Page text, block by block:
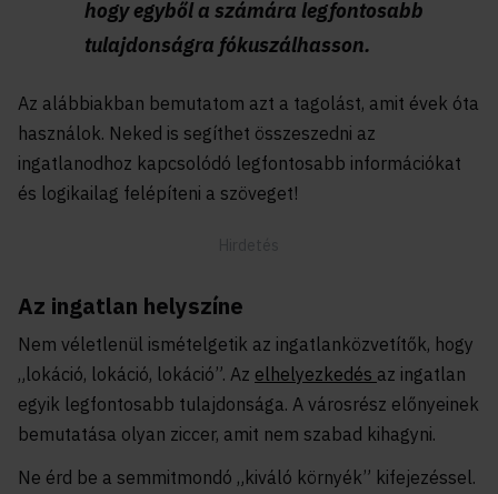
hogy egyből a számára legfontosabb
tulajdonságra fókuszálhasson.
Az alábbiakban bemutatom azt a tagolást, amit évek óta
használok. Neked is segíthet összeszedni az
ingatlanodhoz kapcsolódó legfontosabb információkat
és logikailag felépíteni a szöveget!
Az ingatlan helyszíne
Nem véletlenül ismételgetik az ingatlanközvetítők, hogy
„lokáció, lokáció, lokáció”. Az elhelyezkedés az ingatlan
egyik legfontosabb tulajdonsága. A városrész előnyeinek
bemutatása olyan ziccer, amit nem szabad kihagyni.
Ne érd be a semmitmondó „kiváló környék” kifejezéssel.